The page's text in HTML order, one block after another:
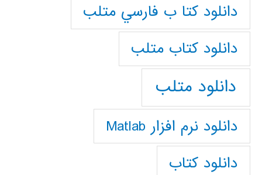
دانلود كتا ب فارسي متلب
دانلود كتاب متلب
دانلود متلب
دانلود نرم افزار Matlab
دانلود کتاب